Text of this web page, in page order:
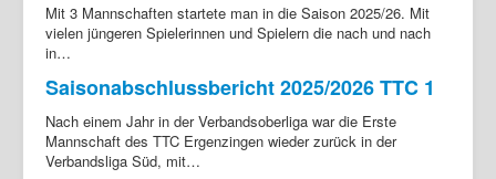
Mit 3 Mannschaften startete man in die Saison 2025/26. Mit
vielen jüngeren Spielerinnen und Spielern die nach und nach
in…
Saisonabschlussbericht 2025/2026 TTC 1
Nach einem Jahr in der Verbandsoberliga war die Erste
Mannschaft des TTC Ergenzingen wieder zurück in der
Verbandsliga Süd, mit…